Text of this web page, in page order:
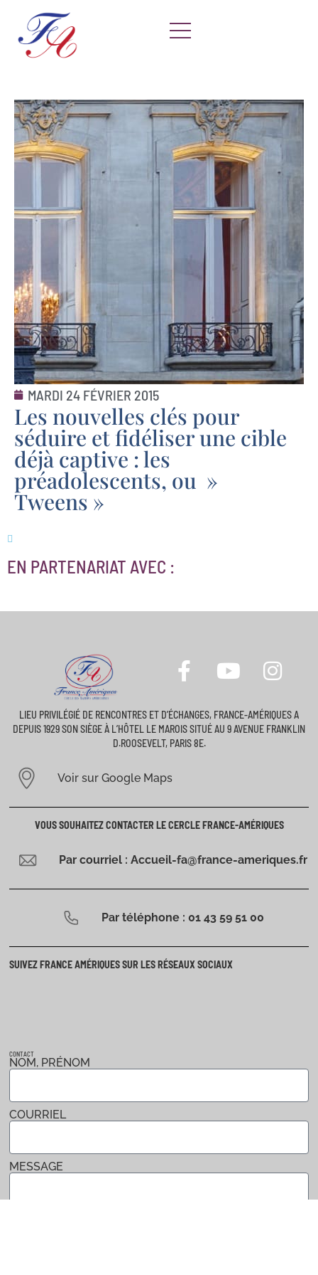
MARDI 24 FÉVRIER 2015
Les nouvelles clés pour
séduire et fidéliser une cible
déjà captive : les
préadolescents, ou »
Tweens »
EN PARTENARIAT AVEC :
CONTACT
NOM, PRÉNOM
COURRIEL
MESSAGE
LIEU PRIVILÉGIÉ DE RENCONTRES ET D’ÉCHANGES, FRANCE-AMÉRIQUES A
DEPUIS 1929 SON SIÈGE À L’HÔTEL LE MAROIS SITUÉ AU 9 AVENUE FRANKLIN
D.ROOSEVELT, PARIS 8E.
Voir sur Google Maps
VOUS SOUHAITEZ CONTACTER LE CERCLE FRANCE-AMÉRIQUES
Par courriel : Accueil-fa@france-ameriques.fr
Par téléphone : 01 43 59 51 00
SUIVEZ FRANCE AMÉRIQUES SUR LES RÉSEAUX SOCIAUX